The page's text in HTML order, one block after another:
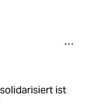
ist